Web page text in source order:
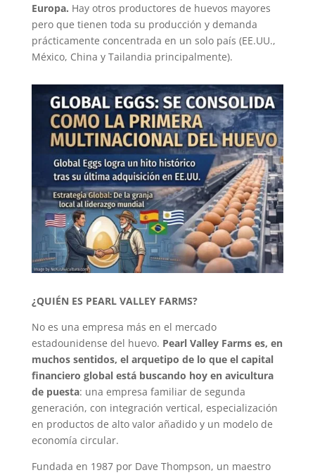
Europa. Hay otros productores de huevos mayores
pero que tienen toda su producción y demanda
prácticamente concentrada en un solo país (EE.UU.,
México, China y Tailandia principalmente).
¿QUIÉN ES PEARL VALLEY FARMS?
No es una empresa más en el mercado
estadounidense del huevo. Pearl Valley Farms es, en
muchos sentidos, el arquetipo de lo que el capital
financiero global está buscando hoy en avicultura
de puesta: una empresa familiar de segunda
generación, con integración vertical, especialización
en productos de alto valor añadido y un modelo de
economía circular.
Fundada en 1987 por Dave Thompson, un maestro